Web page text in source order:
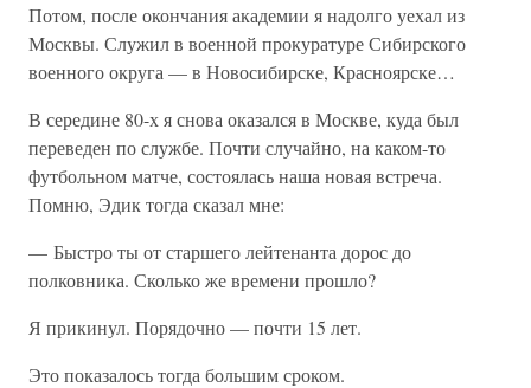
Потом, после окончания академии я надолго уехал из
Москвы. Служил в военной прокуратуре Сибирского
военного округа — в Новосибирске, Красноярске…
В середине 80-х я снова оказался в Москве, куда был
переведен по службе. Почти случайно, на каком-то
футбольном матче, состоялась наша новая встреча.
Помню, Эдик тогда сказал мне:
— Быстро ты от старшего лейтенанта дорос до
полковника. Сколько же времени прошло?
Я прикинул. Порядочно — почти 15 лет.
Это показалось тогда большим сроком.